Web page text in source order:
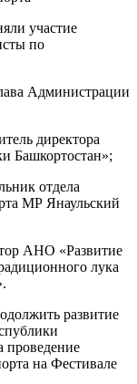
участие
по
Администрации
директора
Башкортостан»;
отдела
МР Янаульский
АНО «Развитие
лука
развитие
проведение
на Фестивале